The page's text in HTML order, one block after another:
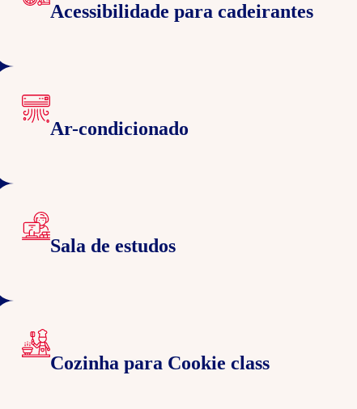
Acessibilidade para cadeirantes
Ar-condicionado
Sala de estudos
Cozinha para Cookie class